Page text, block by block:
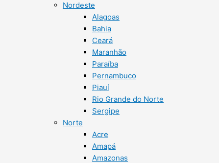
Nordeste
Alagoas
Bahia
Ceará
Maranhão
Paraíba
Pernambuco
Piauí
Rio Grande do Norte
Sergipe
Norte
Acre
Amapá
Amazonas